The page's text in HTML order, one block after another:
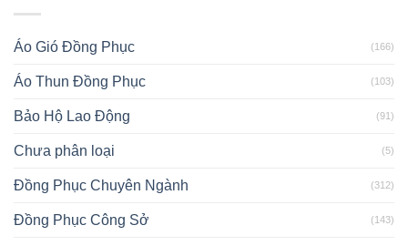
Áo Gió Đồng Phục (166)
Áo Thun Đồng Phục (103)
Bảo Hộ Lao Động (91)
Chưa phân loại (5)
Đồng Phục Chuyên Ngành (312)
Đồng Phục Công Sở (143)